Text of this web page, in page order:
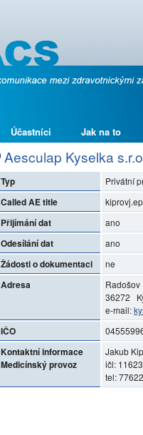
Účastníci Jak na to
Aesculap Kyselka
Typ Privátní
Called AE title
Přijímání dat ano
Odesílání dat ano
Žádosti o dokumentaci ne
Adresa
Radošov
36272
e-mail:
IČO
Kontaktní informace
Medicínský provoz
Jakub
ičl:
tel: